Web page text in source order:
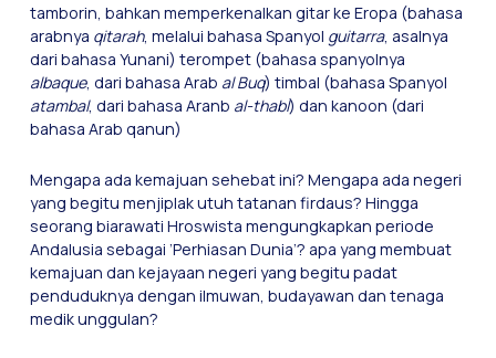
tamborin, bahkan memperkenalkan gitar ke Eropa (bahasa
arabnya qitarah, melalui bahasa Spanyol guitarra, asalnya
dari bahasa Yunani) terompet (bahasa spanyolnya
albaque, dari bahasa Arab al Buq) timbal (bahasa Spanyol
atambal, dari bahasa Aranb al-thabl) dan kanoon (dari
bahasa Arab qanun)
Mengapa ada kemajuan sehebat ini? Mengapa ada negeri
yang begitu menjiplak utuh tatanan firdaus? Hingga
seorang biarawati Hroswista mengungkapkan periode
Andalusia sebagai ’Perhiasan Dunia’? apa yang membuat
kemajuan dan kejayaan negeri yang begitu padat
penduduknya dengan ilmuwan, budayawan dan tenaga
medik unggulan?